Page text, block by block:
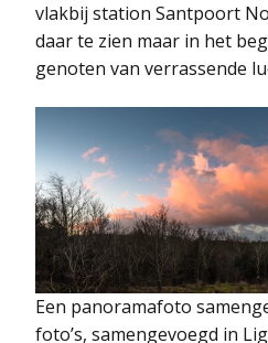
vlakbij station Santpoort
daar te zien maar in het
genoten van verrassende
Een panoramafoto
foto’s, samengevoegd in